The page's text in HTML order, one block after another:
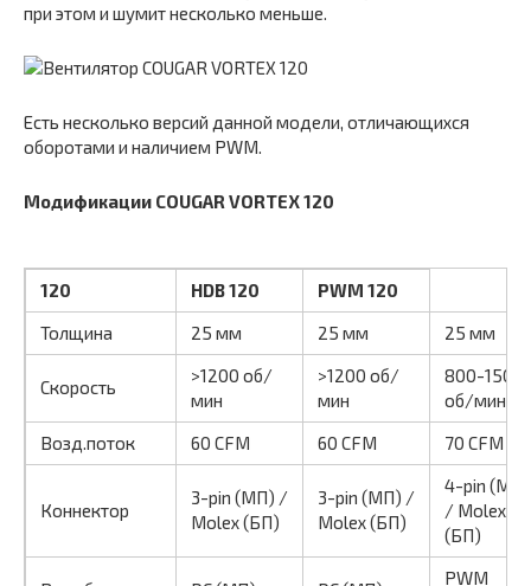
при этом и шумит несколько меньше.
Есть несколько версий данной модели, отличающихся
оборотами и наличием PWM.
Модификации COUGAR VORTEX 120
120 HDB 120
PWM 120
Толщина
25 мм 25 мм 25 мм
Скорость
>1200 об/
мин
>1200 об/
мин
800-1500
об/мин
Возд.поток
60 CFM 60 CFM 70 CFM
Коннектор
3-pin (МП) /
Molex (БП)
3-pin (МП) /
Molex (БП)
4-pin (МП)
/ Molex
(БП)
PWM